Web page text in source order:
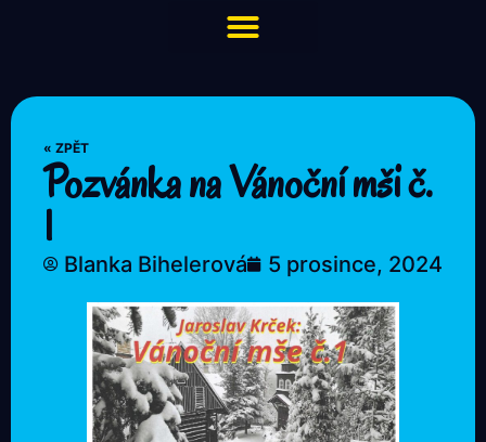
« ZPĚT
Pozvánka na Vánoční mši č.
1
Blanka Bihelerová 5 prosince, 2024